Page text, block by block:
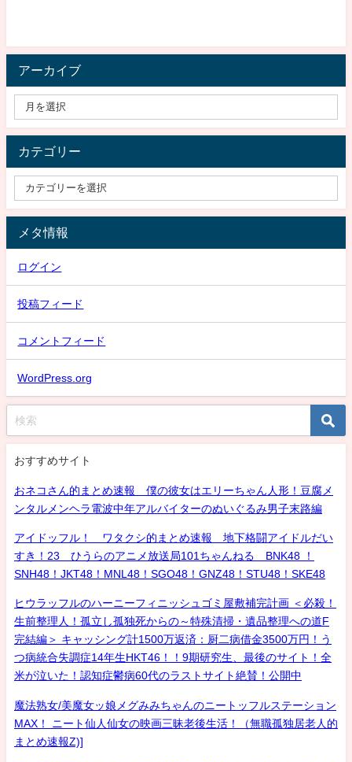
アーカイブ
カテゴリー
メタ情報
ログイン
投稿フィード
コメントフィード
WordPress.org
おすすめサイト
おネコさん的まとめ速報 僕の彼女はエリーちゃん人形！豆腐メ
ンタルメンヘラ電波中年アルバイターのぬいぐるみ男子末路編
アイドッフル！ ワタクシ的まとめ速報 地下格闘アイドルだい
すき！23 ひうらのアニメ放送局101ちゃんねる BNK48 ！
SNH48！JKT48！MNL48！SGO48！GNZ48！STU48！SKE48
ヒウラッフルのハーニーフィニッシュゴミ屋敷補完計画 ＜必殺！
生前整理人！孤立し孤独死からの～特殊清掃・遺品整理への道F
完結編＞ キャッシング計1500万返済：厨二病借金3500万円！う
つ病統合失調症14年生HKT46！！9期研究生、最後のサイト！全
米が泣いた！認知症鬱病60代のラストサイト絶賛！公開中
魔法熟女/美魔女ッ娘メグみみちゃんのニートッフルステーション
MAX！ ニート仙人仙女の映画三昧老後生活！（無職孤独居老人的
まとめ速報Z)]